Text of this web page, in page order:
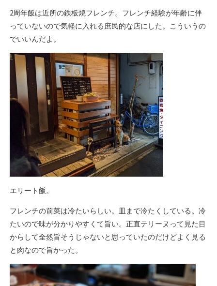
2周年飯は近所の鉄板焼フレンチ。フレンチ経験が年齢に伴
っていないので気軽に入れる庶民的な店にした。こういうの
でいいんだよ。
エリート飯。
フレンチの前菜は冷たいらしい。皿まで冷たくしている。冷
たいので味が分かりやすくて旨い。正直テリーヌって見た目
からして全然旨そうじゃないと思っていたのだけどよく見る
と肉なので旨かった。